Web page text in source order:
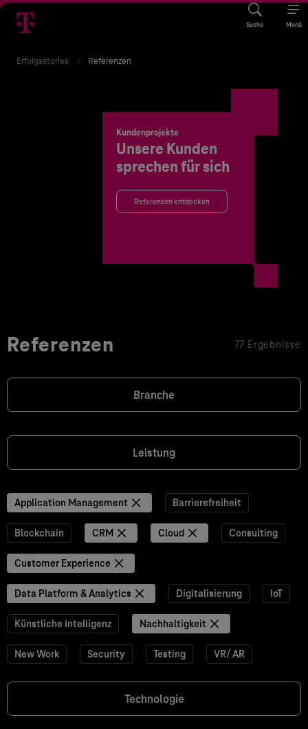
Suche Menü
Erfolgsstories Referenzen
Kundenprojekte
Unsere Kunden
sprechen für sich
Referenzen entdecken
Referenzen 77 Ergebnisse
Branche
Leistung
Application Management Barrierefreiheit
Blockchain CRM Cloud Consulting
Customer Experience
Data Platform & Analytics Digitalisierung IoT
Künstliche Intelligenz Nachhaltigkeit
New Work Security Testing VR/ AR
Technologie